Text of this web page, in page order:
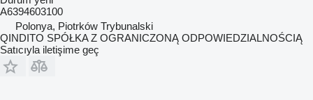
A6394603100
Polonya, Piotrków Trybunalski
QINDITO SPÓŁKA Z OGRANICZONĄ ODPOWIEDZIALNOŚCIĄ
Satıcıyla iletişime geç